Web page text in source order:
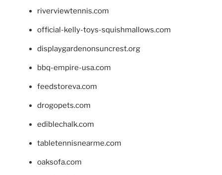
riverviewtennis.com
official-kelly-toys-squishmallows.com
displaygardenonsuncrest.org
bbq-empire-usa.com
feedstoreva.com
drogopets.com
ediblechalk.com
tabletennisnearme.com
oaksofa.com